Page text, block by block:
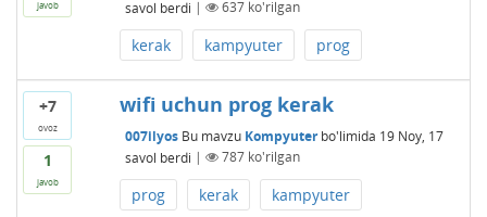
javob
savol berdi | 637ko'rilgan
kerak kampyuter prog
+7
ovoz
1
javob
wifi uchun prog kerak
007ilyos Bu mavzu Kompyuterbo'limida 19 Noy, 17
savol berdi | 787ko'rilgan
prog kerak kampyuter